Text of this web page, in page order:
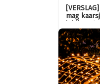
mag
jubileum!